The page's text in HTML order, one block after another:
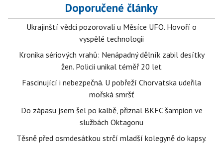
Doporučené články
Ukrajinští vědci pozorovali u Měsíce UFO. Hovoří o
vyspělé technologii
Kronika sériových vrahů: Nenápadný dělník zabil desítky
žen. Policii unikal téměř 20 let
Fascinující i nebezpečná. U pobřeží Chorvatska udeřila
mořská smršť
Do zápasu jsem šel po kalbě, přiznal BKFC šampion ve
službách Oktagonu
Těsně před osmdesátkou strčí mladší kolegyně do kapsy.